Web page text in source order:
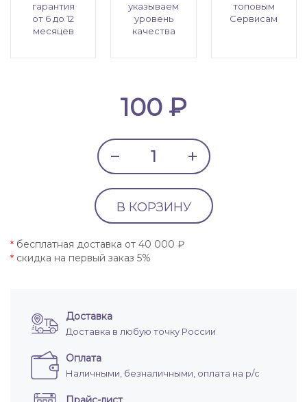
гарантия
от 6 до 12
месяцев
указываем
уровень
качества
топовым
Сервисам
100 ₽
В КОРЗИНУ
* бесплатная доставка от 40 000 ₽
* скидка на первый заказ 5%
Доставка
Доставка в любую точку России
Оплата
Наличными, безналичными, оплата на р/с